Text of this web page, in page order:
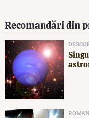
Recomandări din